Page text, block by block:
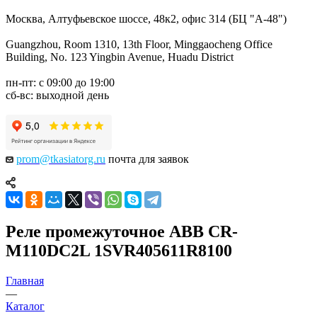
Москва, Алтуфьевское шоссе, 48к2, офис 314 (БЦ "А-48")
Guangzhou, Room 1310, 13th Floor, Minggaocheng Office
Building, No. 123 Yingbin Avenue, Huadu District
пн-пт: с 09:00 до 19:00
сб-вс: выходной день
prom@tkasiatorg.ru почта для заявок
Реле промежуточное ABB CR-
M110DC2L 1SVR405611R8100
Главная
—
Каталог